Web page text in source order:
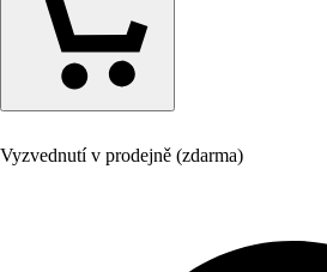
Vyzvednutí v prodejně (zdarma)